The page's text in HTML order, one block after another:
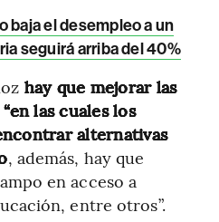
baja el desempleo a un
seguirá arriba del 40%
hay que mejorar las
las cuales los
alternativas
, además, hay que
en acceso a
entre otros”.